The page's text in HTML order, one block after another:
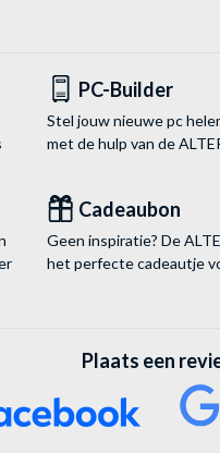
PC-Builder
Stel jouw nieuwe pc
met de hulp van de
Cadeaubon
Geen inspiratie? De
het perfecte cadeautje
Plaats een